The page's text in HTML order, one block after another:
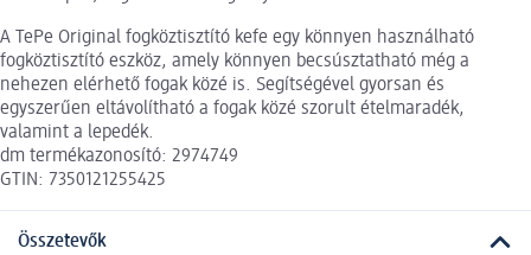
A TePe Original fogköztisztító kefe egy könnyen használható
fogköztisztító eszköz, amely könnyen becsúsztatható még a
nehezen elérhető fogak közé is. Segítségével gyorsan és
egyszerűen eltávolítható a fogak közé szorult ételmaradék,
valamint a lepedék.
dm termékazonosító: 2974749
GTIN: 7350121255425
Összetevők